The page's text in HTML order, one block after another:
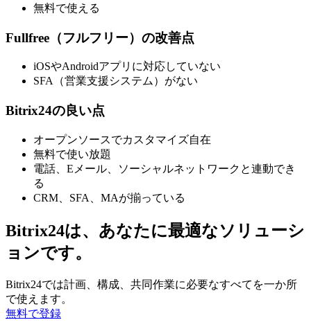
無料で使える
Fullfree（フルフリー）の改善点
iOSやAndroidアプリに対応していない
SFA（営業支援システム）がない
Bitrix24の良い点
オープンソースでカスタマイズ自在
無料で使い放題
電話、Eメール、ソーシャルネットワークと連動でき
る
CRM、SFA、MAが揃っている
Bitrix24は、あなたに最適なソリューシ
ョンです。
Bitrix24では計画、構成、共同作業に必要なすべてを一か所
で使えます。
無料で登録